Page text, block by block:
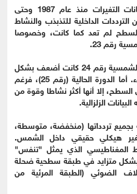
فقد أظهر تحليل بيانات التغيرات منذ عام 1987 وحتى
بين الترددات الداخلية للتذبذب والنشاط
لم تعد كما كانت، وخصوصا
رقم 23.
والتفاجأة أن الدورة الشمسية رقم 24 كانت أضعف بشكل
ملحوظ في كل شيء. أما الدورة الحالية (رقم 25)، فرغم
إلا أنها أكثر نشاطا وقوة من
الزلزالية.
بجميع تردداتها (منخفضة، متوسطة،
هيكلي حقيقي داخل الشمس.
المغناطيسي الذي يمثل "تنفس"
متزايد في طبقة سطحية ضحلة
الضوئي (الطبقة المرئية من